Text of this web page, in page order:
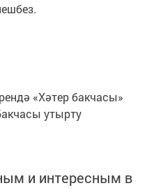
«Хәтер бакчасы»
утырту
и интересным в